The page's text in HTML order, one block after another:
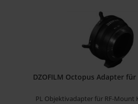
DZOFILM Octopus Adapter für
PL Objektivadapter für RF-Mount